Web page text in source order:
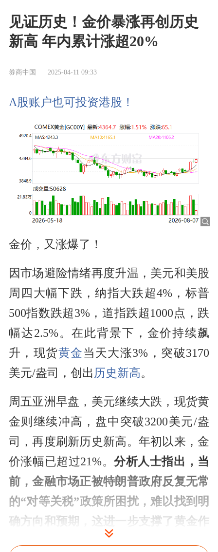
见证历史！金价暴涨再创历史
新高 年内累计涨超20%
券商中国 2025-04-11 09:33
A股账户也可投资港股！
金价，又涨爆了！
因市场避险情绪再度升温，美元和美股
周四大幅下跌，纳指大跌超4%，标普
500指数跌超3%，道指跌超1000点，跌
幅达2.5%。在此背景下，金价持续飙
升，现货黄金当天大涨3%，突破3170
美元/盎司，创出 历史新高。
周五亚洲早盘，美元继续大跌，现货黄
金则继续冲高，盘中突破3200美元/盎
司，再度刷新历史新高。年初以来，金
价涨幅已超过21%。分析人士指出，当
前，金融市场正被特朗普政府反复无常
的“对等关税”政策所困扰，难以找到明
确方向和预期，这进一步支撑了黄金作
为避险资产的地位。金价，或迈向新的